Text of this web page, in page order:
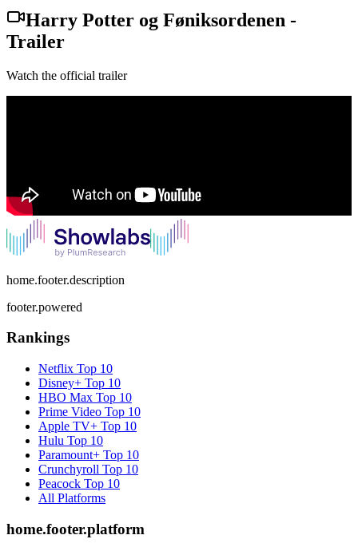
Harry Potter og Føniksordenen -
Trailer
Watch the official trailer
home.footer.description
footer.powered
Rankings
Netflix Top 10
Disney+ Top 10
HBO Max Top 10
Prime Video Top 10
Apple TV+ Top 10
Hulu Top 10
Paramount+ Top 10
Crunchyroll Top 10
Peacock Top 10
All Platforms
home.footer.platform